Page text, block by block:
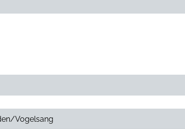
Vogelsang